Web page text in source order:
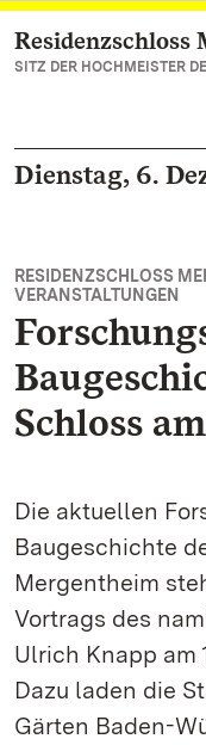
Zum Hauptinhalt
Residenzschloss
SITZ DER HOCHMEISTER
Dienstag, 6.
RESIDENZSCHLOSS
VERANSTALTUNGEN
Schloss
Die aktuellen
Baugeschichte
Mergentheim
Vortrags des
Ulrich Knapp am
Dazu laden die
Gärten Baden-